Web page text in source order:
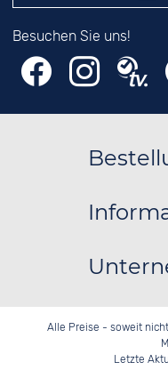
Besuchen Sie uns!
Alle Preise - soweit
Letzte